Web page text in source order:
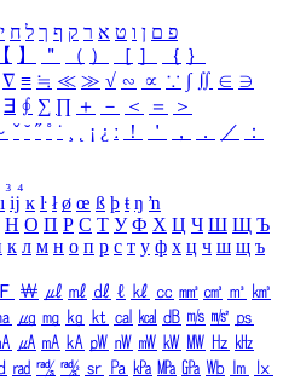
פ ם ן ו ט א ר ק ף ך ל ח י
【 】 ＂ （ ） ［ ］ ｛ ｝
∇ ≡ ≒ ≪ ≫ √ ∽ ∝ ∵ ∫ ∬ ∈ ∋
∃ ∮ ∑ ∏ ＋ － ＜ ＝
＞
ˇ ˘ ˝ ˚ ˙ ¸ ¡ ¿ ː ！ ＇ ， ． ／
：
₃ ₄
ı ĳ ĸ ŀ ł ø œ ß þ ŧ ŋ ŉ
Н О П Р С Т У Ф Х Ц Ч Ш Щ Ъ
к л м н о п р с т у ф х ц ч ш щ ъ
Ｆ ￦ ㎕ ㎖ ㎗ ℓ ㎘ ㏄ ㎣ ㎤ ㎥ ㎦
㎍ ㎎ ㎏ ㏏ ㎈ ㎉ ㏈ ㎧ ㎨ ㎰
㎂ ㎃ ㎄ ㎺ ㎻ ㎽ ㎾ ㎿ ㎐ ㎑
㎭ ㎮ ㎯ ㏛ ㎩ ㎪ ㎫ ㎬ ㏝ ㏐
㏓